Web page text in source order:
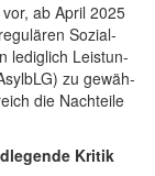
ab April 2025
Sozi­al­
ledig­lich Leis­tun­
zu gewäh­
die Nach­tei­le
Kritik